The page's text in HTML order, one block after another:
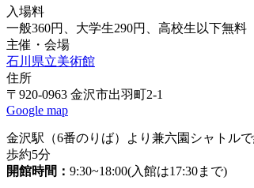
入場料
一般360円、大学生290円、高校生以下無料
主催・会場
石川県立美術館
住所
〒920-0963 金沢市出羽町2-1
Google map
金沢駅（6番のりば）より兼六園シャトル
歩約5分
開館時間： 9:30~18:00(入館は17:30まで)